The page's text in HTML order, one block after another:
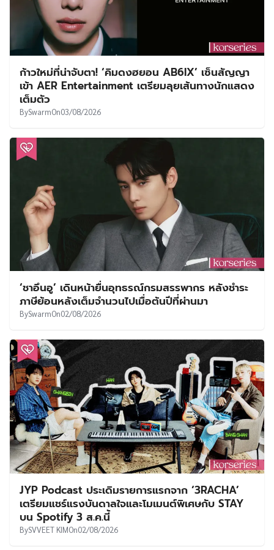
ก้าวใหม่ที่น่าจับตา! ‘คิมดงฮยอน AB6IX’ เซ็นสัญญา
เข้า AER Entertainment เตรียมลุยเส้นทางนักแสดง
เต็มตัว
BySwarmOn03/08/2026
‘ชาอึนอู’ เดินหน้ายื่นอุทธรณ์กรมสรรพากร หลังชำระ
ภาษีย้อนหลังเต็มจำนวนไปเมื่อต้นปีที่ผ่านมา
BySwarmOn02/08/2026
JYP Podcast ประเดิมรายการแรกจาก ‘3RACHA’
เตรียมแชร์แรงบันดาลใจและโมเมนต์พิเศษกับ STAY
บน Spotify 3 ส.ค.นี้
BySVVEET KIMOn02/08/2026